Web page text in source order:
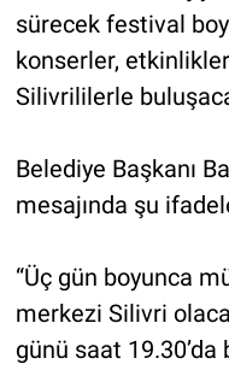
sürecek festival
konserler,
Silivrililerle
Belediye Başkanı
mesajında şu
“Üç gün boyunca
merkezi Silivri
günü saat